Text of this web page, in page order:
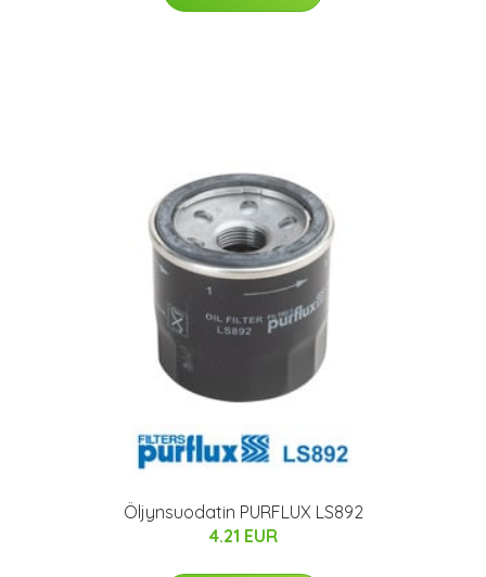
Öljynsuodatin PURFLUX LS892
4.21 EUR